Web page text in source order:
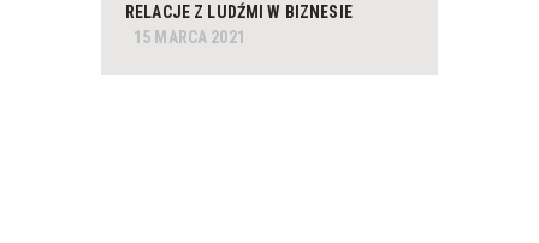
RELACJE Z LUDŹMI W BIZNESIE
15 MARCA 2021